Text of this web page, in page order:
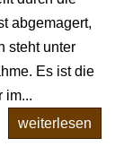
abgemagert,
steht unter
Es ist die
im...
weiterlesen